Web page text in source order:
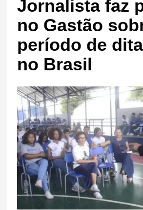
Jornalista faz
no Gastão
período de
no Brasil